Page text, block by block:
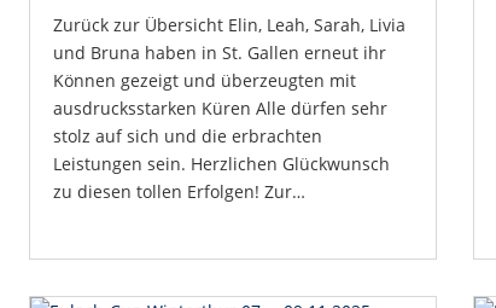
Zurück zur Übersicht Elin, Leah, Sarah, Livia
und Bruna haben in St. Gallen erneut ihr
Können gezeigt und überzeugten mit
ausdrucksstarken Küren Alle dürfen sehr
stolz auf sich und die erbrachten
Leistungen sein. Herzlichen Glückwunsch
zu diesen tollen Erfolgen! Zur…